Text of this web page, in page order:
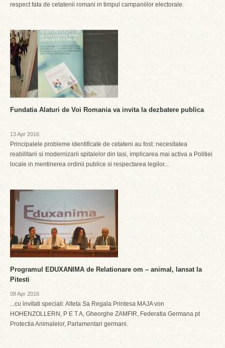
respect fata de cetatenii romani in timpul campaniilor electorale.
Fundatia Alaturi de Voi Romania va invita la dezbatere publica
13 Apr 2016
Principalele probleme identificate de cetateni au fost: necesitatea
reabilitarii si modernizarii spitalelor din Iasi, implicarea mai activa a Politiei
locale in mentinerea ordinii publice si respectarea legilor...
Programul EDUXANIMA de Relationare om – animal, lansat la
Pitesti
08 Apr 2016
...cu invitati speciali: Alteta Sa Regala Printesa MAJA von
HOHENZOLLERN, P E T A, Gheorghe ZAMFIR, Federatia Germana pt
Protectia Animalelor, Parlamentari germani.